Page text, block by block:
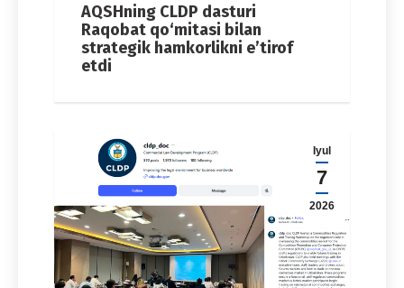
AQSHning CLDP dasturi
Raqobat qo‘mitasi bilan
strategik hamkorlikni e’tirof
etdi
Iyul
7
2026